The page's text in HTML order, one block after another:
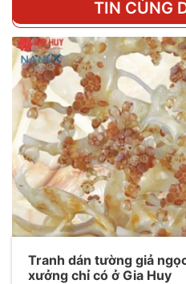
TIN CÙNG
Tranh dán tường giả
xưởng chỉ có ở Gia Huy